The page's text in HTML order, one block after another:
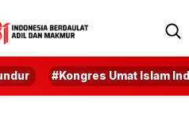
#Kongres Umat Islam